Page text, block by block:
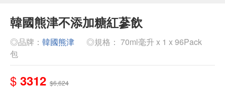
韓國熊津不添加糖紅蔘飲
◎品牌： 韓國熊津
◎規格： 70ml毫升 x 1 x 96Pack
包
$ 3312 $6,624